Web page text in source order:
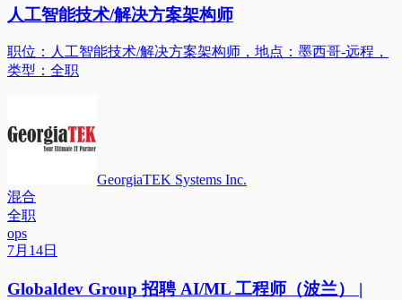
人工智能技术/解决方案架构师
职位：人工智能技术/解决方案架构师，地点：墨西哥-远程，
类型：全职
GeorgiaTEK Systems Inc.
混合
全职
ops
7月14日
Globaldev Group 招聘 AI/ML 工程师（波兰） |